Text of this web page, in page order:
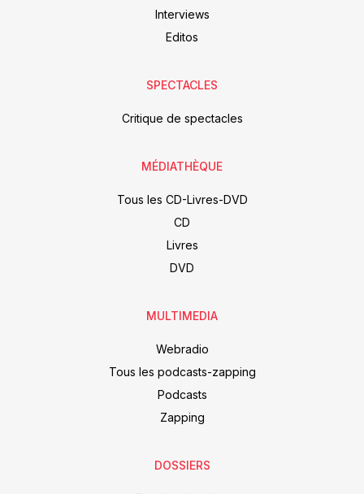
Interviews
Editos
SPECTACLES
Critique de spectacles
MÉDIATHÈQUE
Tous les CD-Livres-DVD
CD
Livres
DVD
MULTIMEDIA
Webradio
Tous les podcasts-zapping
Podcasts
Zapping
DOSSIERS